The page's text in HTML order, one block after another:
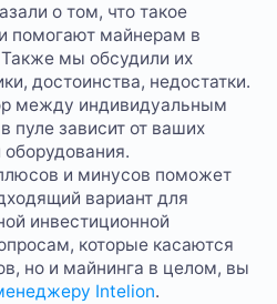
о том, что такое
помогают майнерам в
мы обсудили их
достоинства, недостатки.
между индивидуальным
пуле зависит от ваших
и минусов поможет
вариант для
инвестиционной
которые касаются
но и майнинга в целом, вы
Intelion.